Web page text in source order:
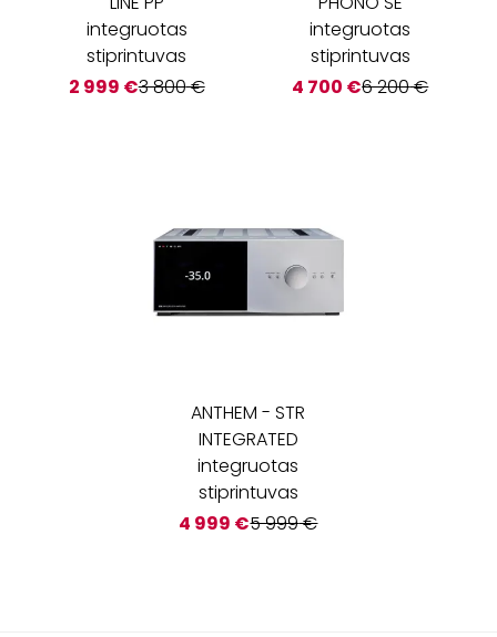
integruotas
stiprintuvas
2 999 €3 800€
integruotas
stiprintuvas
4 700 €6 200€
ANTHEM -STR
INTEGRATED
integruotas
stiprintuvas
4 999 €5 999€